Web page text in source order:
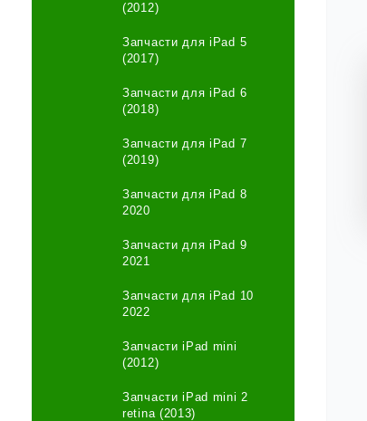
(2012)
Запчасти для iPad 5
(2017)
Запчасти для iPad 6
(2018)
Запчасти для iPad 7
(2019)
Запчасти для iPad 8
2020
Запчасти для iPad 9
2021
Запчасти для iPad 10
2022
Запчасти iPad mini
(2012)
Запчасти iPad mini 2
retina (2013)